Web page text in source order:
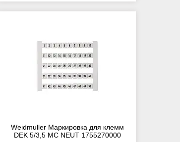
Weidmuller Маркировка для клемм
DEK 5/3,5 MC NEUT 1755270000